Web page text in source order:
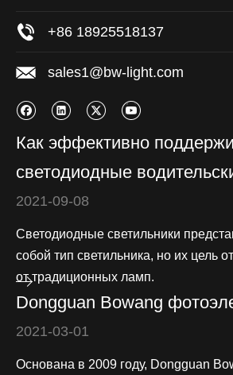
+86 18925518137
sales1@bw-light.com
Как эффективно
светодиодные
2021-09-08
Светодиодные светильники
собой тип светильника, но их цель
от традиционных ламп.
Dongguan Bowang
2021-03-01
Основана в 2009 году, Dongguan